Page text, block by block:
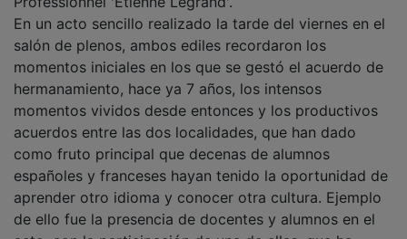
En un acto sencillo realizado la tarde del viernes en el
salón de plenos, ambos ediles recordaron los
momentos iniciales en los que se gestó el acuerdo de
hermanamiento, hace ya 7 años, los intensos
momentos vividos desde entonces y los productivos
acuerdos entre las dos localidades, que han dado
como fruto principal que decenas de alumnos
españoles y franceses hayan tenido la oportunidad de
aprender otro idioma y conocer otra cultura. Ejemplo
de ello fue la presencia de docentes y alumnos en el
acto, con la participación de una de ellas, que ha